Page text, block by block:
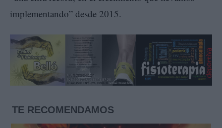
implementando” desde 2015.
TE RECOMENDAMOS